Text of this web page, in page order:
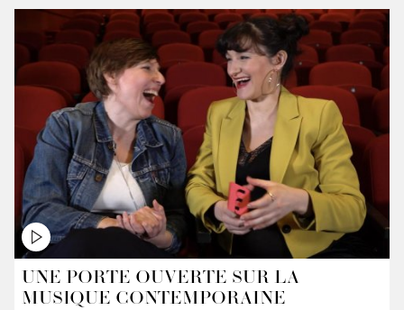
UNE PORTE OUVERTE SUR LA
MUSIQUE CONTEMPORAINE